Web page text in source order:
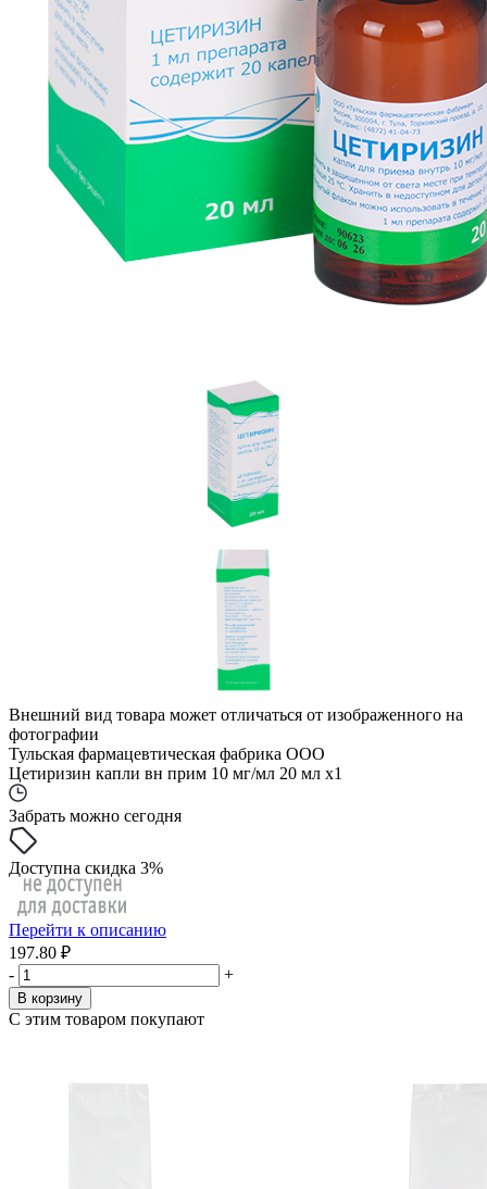
Внешний вид товара может отличаться от изображенного на
фотографии
Тульская фармацевтическая фабрика ООО
Цетиризин капли вн прим 10 мг/мл 20 мл x1
Забрать можно сегодня
Доступна скидка 3%
Перейти к описанию
197.80 ₽
-
+
В корзину
С этим товаром покупают